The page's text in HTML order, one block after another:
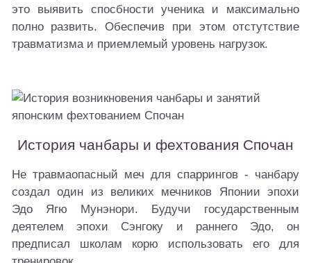
это выявить спосбности ученика и максимально
полно развить. Обеспечив при этом отстутствие
травматизма и приемлемый уровень нагрузок.
История чанбары и фехтования Спочан
Не травмаопасный меч для спаррингов - чанбару
создал один из великих мечников Японии эпохи
Эдо Ягю Мунэнори. Будучи государственным
деятелем эпохи Сэнгоку и раннего Эдо, он
предписал школам корю использовать его для